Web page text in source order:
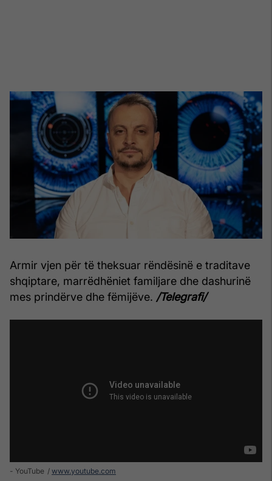
Armir vjen për të theksuar rëndësinë e traditave
shqiptare, marrëdhëniet familjare dhe dashurinë
mes prindërve dhe fëmijëve. /Telegrafi/
- YouTube www.youtube.com